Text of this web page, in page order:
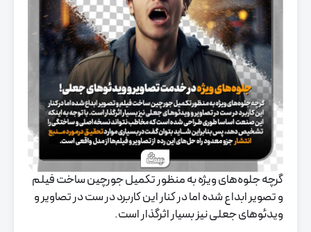
گرچه جلوه‌های ویژه به منظور تکمیل جورچین ساخت فیلم
و تصویر ابداع شده اما در کنار این کاربرد در ست در تصاویر و
ویدئوهای جعلی نیز بسیار اثرگذار است.